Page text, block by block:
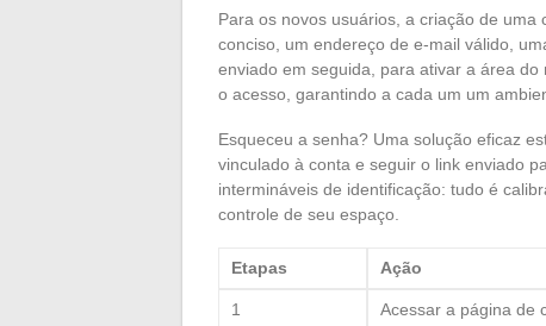
Para os novos usuários, a criação de
conciso, um endereço de e-mail válido,
enviado em seguida, para ativar a área
o acesso, garantindo a cada um um
Esqueceu a senha? Uma solução eficaz
vinculado à conta e seguir o link enviado
intermináveis de identificação: tudo é
controle de seu espaço.
Etapas Ação
1 Acessar a página de